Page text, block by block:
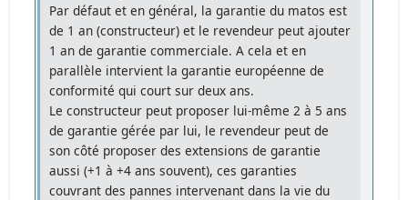
Par défaut et en général, la garantie du matos est
de 1 an (constructeur) et le revendeur peut ajouter
1 an de garantie commerciale. A cela et en
parallèle intervient la garantie européenne de
conformité qui court sur deux ans.
Le constructeur peut proposer lui-même 2 à 5 ans
de garantie gérée par lui, le revendeur peut de
son côté proposer des extensions de garantie
aussi (+1 à +4 ans souvent), ces garanties
couvrant des pannes intervenant dans la vie du